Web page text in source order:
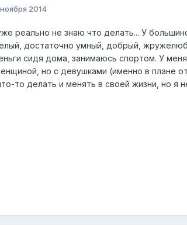
2014
реально не знаю что делать... У
достаточно умный, добрый,
сидя дома, занимаюсь спортом. У
но с девушками (именно в плане
то делать и менять в своей жизни, но